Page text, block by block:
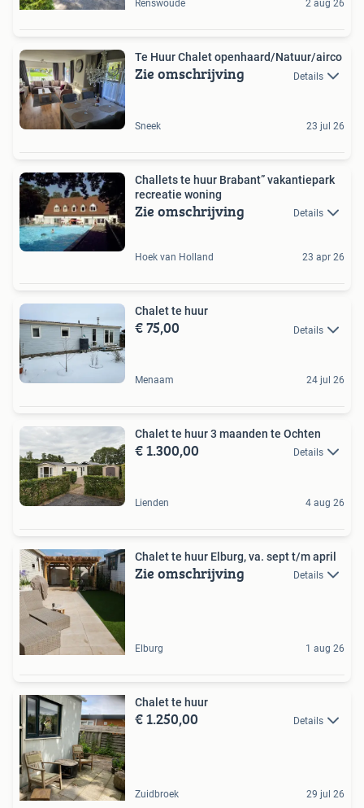
Renswoude 2 aug 26
Te Huur Chalet openhaard/Natuur/airco
Zie omschrijving Details
Sneek 23 jul 26
Challets te huur Brabant” vakantiepark
recreatie woning
Zie omschrijving Details
Hoek van Holland 23 apr 26
Chalet te huur
€ 75,00 Details
Menaam 24 jul 26
Chalet te huur 3 maanden te Ochten
€ 1.300,00 Details
Lienden 4 aug 26
Chalet te huur Elburg, va. sept t/m april
Zie omschrijving Details
Elburg 1 aug 26
Chalet te huur
€ 1.250,00 Details
Zuidbroek 29 jul 26